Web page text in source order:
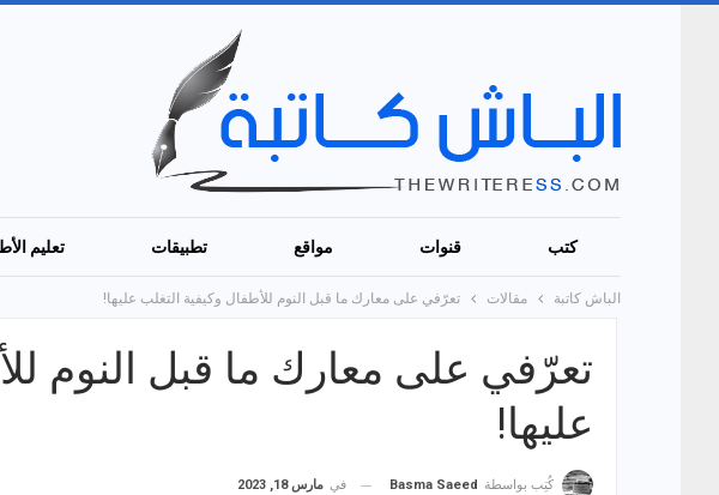
كتب قنوات مواقع تطبيقات تعليم
الباش كاتبة مقالات تعرّفي على معارك ما قبل النوم للأطفال وكيفية التغلب عليها!
تعرّفي على معارك ما قبل النوم
عليها!
كُتِب بواسطة Basma Saeed في مارس 18, 2023